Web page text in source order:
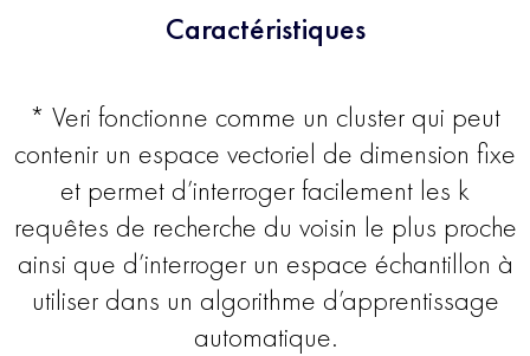
Caractéristiques
* Veri fonctionne comme un cluster qui peut
contenir un espace vectoriel de dimension fixe
et permet d’interroger facilement les k
requêtes de recherche du voisin le plus proche
ainsi que d’interroger un espace échantillon à
utiliser dans un algorithme d’apprentissage
automatique.